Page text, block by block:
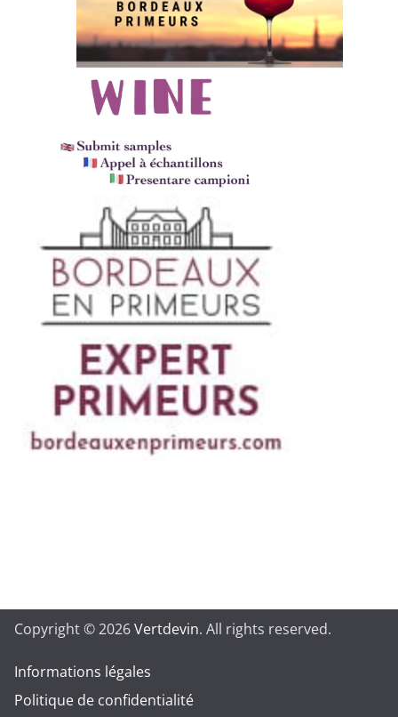
Copyright © 2026Vertdevin. All rights reserved.
Informations légales
Politique de confidentialité